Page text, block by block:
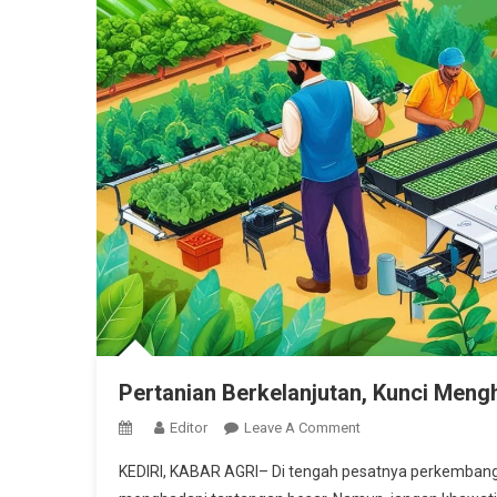
Pertanian Berkelanjutan, Kunci
Editor Leave A CommentOn
Berkelanjutan,
KEDIRI, KABAR AGRI– Di tengah pesatnya